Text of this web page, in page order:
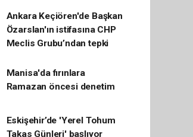
Ankara Keçiören'de Başkan
Özarslan'ın istifasına CHP
Meclis Grubu’ndan tepki
Manisa'da fırınlara
Ramazan öncesi denetim
Eskişehir’de 'Yerel Tohum
Takas Günleri' başlıyor